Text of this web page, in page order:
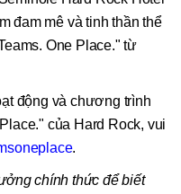
đam mê và tinh thần thể
One Place." từ
động và chương trình
của Hard Rock, vui
.
chính thức để biết